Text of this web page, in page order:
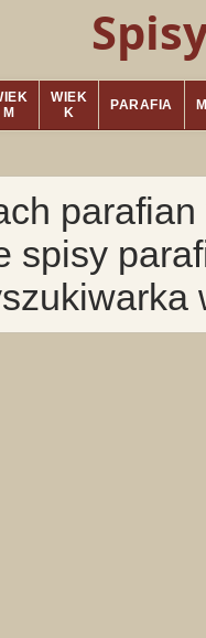
M
WIEK
K
PARAFIA
spisy